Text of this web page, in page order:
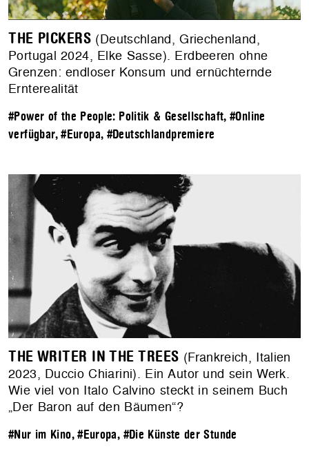
THE PICKERS (Deutschland, Griechenland,
Portugal 2024, Elke Sasse). Erdbeeren ohne
Grenzen: endloser Konsum und ernüchternde
Ernterealität
#Power of the People: Politik & Gesellschaft,#Online
verfügbar,#Europa, #Deutschlandpremiere
THE WRITER IN THE TREES (Frankreich, Italien
2023, Duccio Chiarini). Ein Autor und sein Werk.
Wie viel von Italo Calvino steckt in seinem Buch
„Der Baron auf den Bäumen“?
#Nur im Kino,#Europa, #Die Künste der Stunde